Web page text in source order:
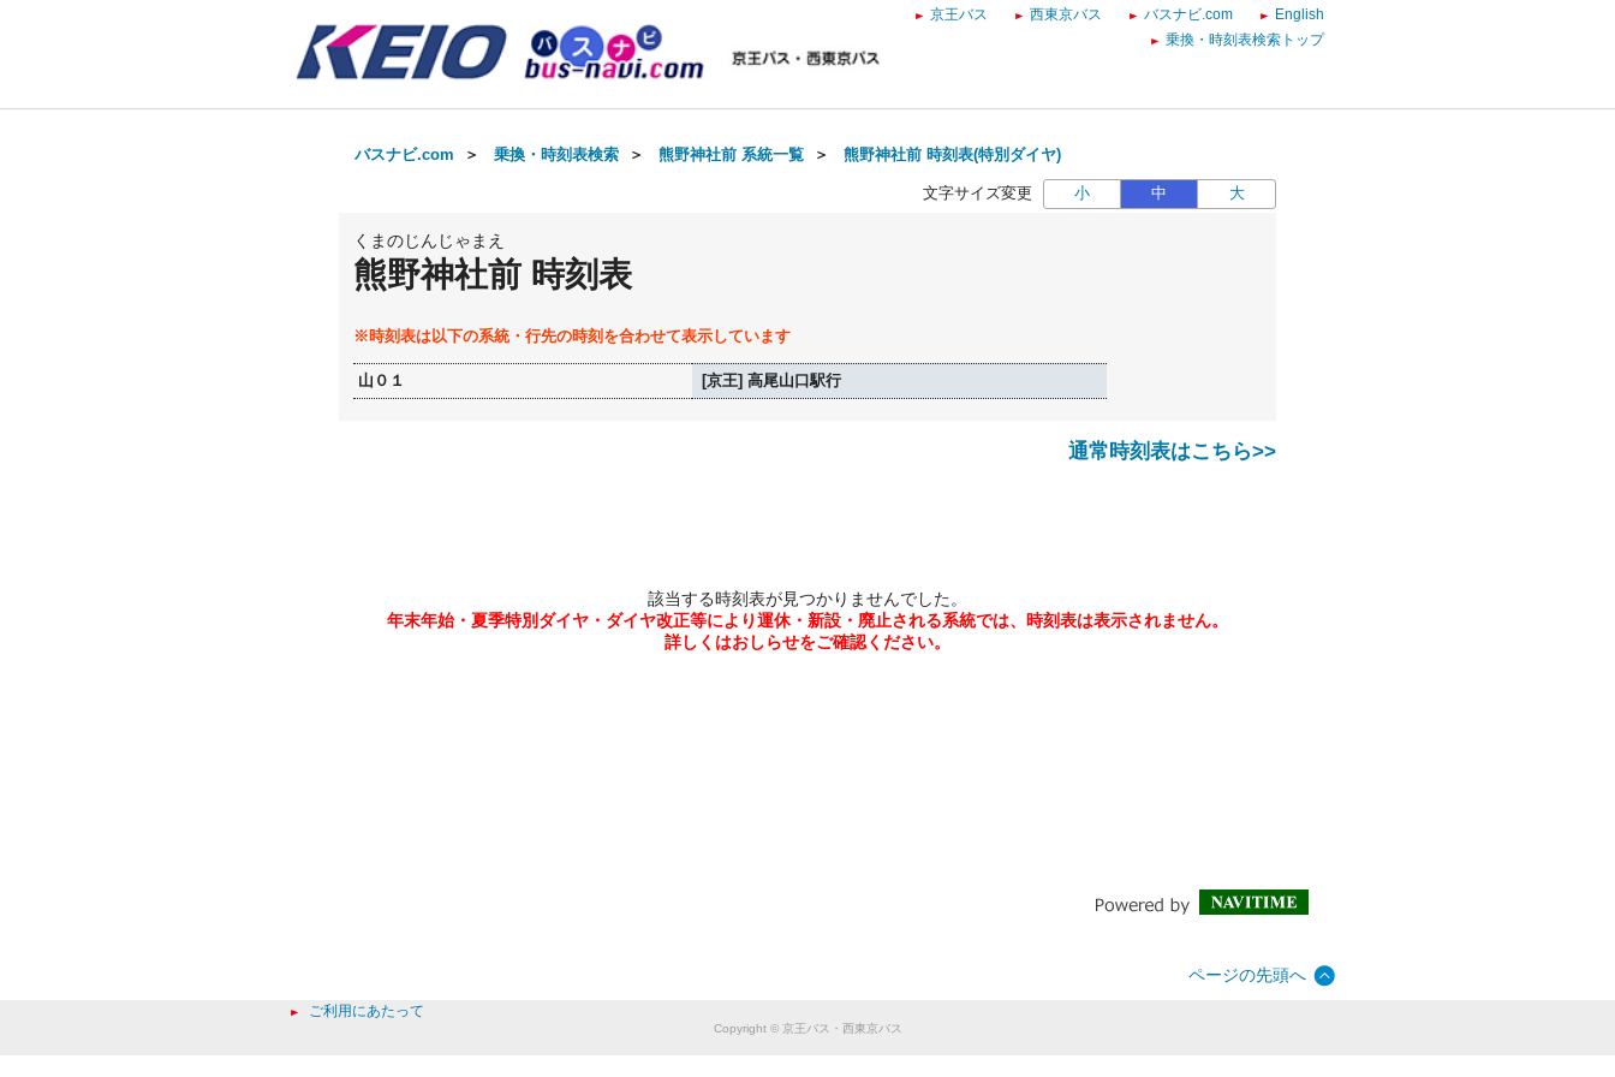
京王バス 西東京バス バスナビ.com
English
乗換・時刻表検索トップ
バスナビ.com ＞ 乗換・時刻表検索 ＞ 熊野神社前 系統一覧 ＞ 熊野神社前 時刻表(特別ダイヤ)
文字サイズ変更 小 中 大
くまのじんじゃまえ
熊野神社前 時刻表
※時刻表は以下の系統・行先の時刻を合わせて表示しています
山０１ [京王] 高尾山口駅行
通常時刻表はこちら>>
該当する時刻表が見つかりませんでした。
年末年始・夏季特別ダイヤ・ダイヤ改正等により運休・新設・廃止される系統では、時刻表は表示されません。
詳しくはおしらせをご確認ください。
ページの先頭へ
ご利用にあたって
Copyright © 京王バス・西東京バス